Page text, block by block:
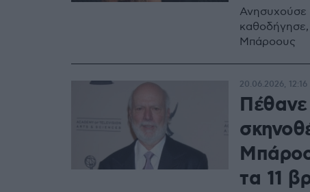
Ανησυχούσε
καθοδήγησε,
Μπάροους
τα 11
20.06.2026, 12:16